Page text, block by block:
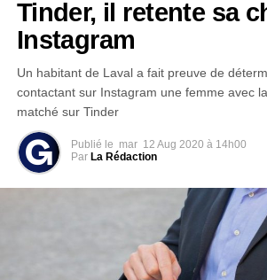
Tinder, il retente sa
Instagram
Un habitant de Laval a fait preuve de
contactant sur Instagram une femme avec
matché sur Tinder
Publié le mar 12 Aug 2020 à 14h00
Par La Rédaction